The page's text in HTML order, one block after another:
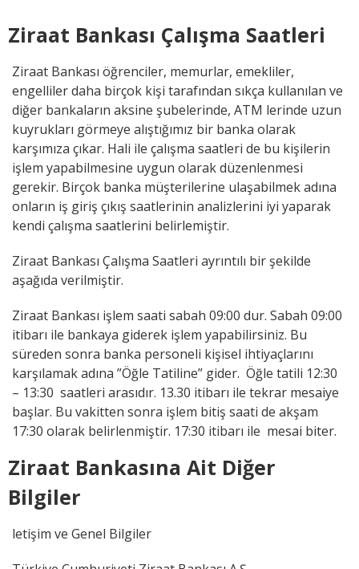
Ziraat Bankası Çalışma Saatleri
Ziraat Bankası öğrenciler, memurlar, emekliler,
engelliler daha birçok kişi tarafından sıkça kullanılan ve
diğer bankaların aksine şubelerinde, ATM lerinde uzun
kuyrukları görmeye alıştığımız bir banka olarak
karşımıza çıkar. Hali ile çalışma saatleri de bu kişilerin
işlem yapabilmesine uygun olarak düzenlenmesi
gerekir. Birçok banka müşterilerine ulaşabilmek adına
onların iş giriş çıkış saatlerinin analizlerini iyi yaparak
kendi çalışma saatlerini belirlemiştir.
Ziraat Bankası Çalışma Saatleri ayrıntılı bir şekilde
aşağıda verilmiştir.
Ziraat Bankası işlem saati sabah 09:00 dur. Sabah 09:00
itibarı ile bankaya giderek işlem yapabilirsiniz. Bu
süreden sonra banka personeli kişisel ihtiyaçlarını
karşılamak adına ”Öğle Tatiline” gider. Öğle tatili 12:30
– 13:30 saatleri arasıdır. 13.30 itibarı ile tekrar mesaiye
başlar. Bu vakitten sonra işlem bitiş saati de akşam
17:30 olarak belirlenmiştir. 17:30 itibarı ile mesai biter.
Ziraat Bankasına Ait Diğer
Bilgiler
letişim ve Genel Bilgiler